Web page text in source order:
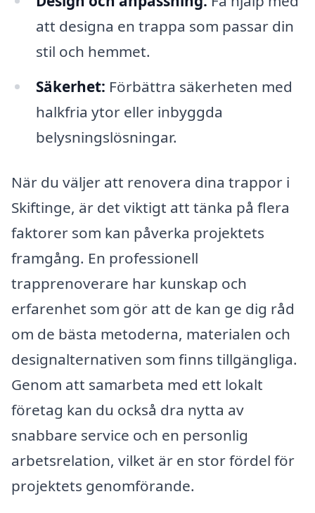
att designa en trappa som passar din
stil och hemmet.
Säkerhet: Förbättra säkerheten med
halkfria ytor eller inbyggda
belysningslösningar.
När du väljer att renovera dina trappor i
Skiftinge, är det viktigt att tänka på flera
faktorer som kan påverka projektets
framgång. En professionell
trapprenoverare har kunskap och
erfarenhet som gör att de kan ge dig råd
om de bästa metoderna, materialen och
designalternativen som finns tillgängliga.
Genom att samarbeta med ett lokalt
företag kan du också dra nytta av
snabbare service och en personlig
arbetsrelation, vilket är en stor fördel för
projektets genomförande.